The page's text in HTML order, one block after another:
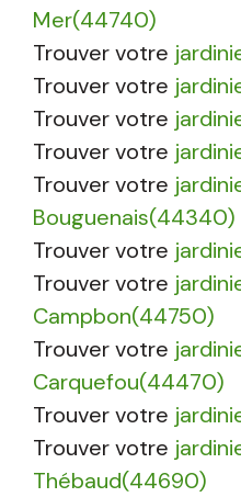
Mer(44740)
Trouver votre
Trouver votre
Trouver votre
Trouver votre
Trouver votre
Bouguenais(44340)
Trouver votre
Trouver votre
Campbon(44750)
Trouver votre
Carquefou(44470)
Trouver votre
Trouver votre
Thébaud(44690)